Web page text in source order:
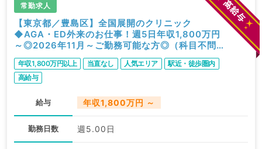
常勤求人
【東京都／豊島区】全国展開のクリニック
◆AGA・ED外来のお仕事！週5日年収1,800万円
～◎2026年11月～ご勤務可能な方◎（科目不問
／常勤）
年収1,800万円以上 当直なし 人気エリア
駅近・徒歩圏内
高給与
給与 年収1,800万円 ～
勤務日数 週5.00日